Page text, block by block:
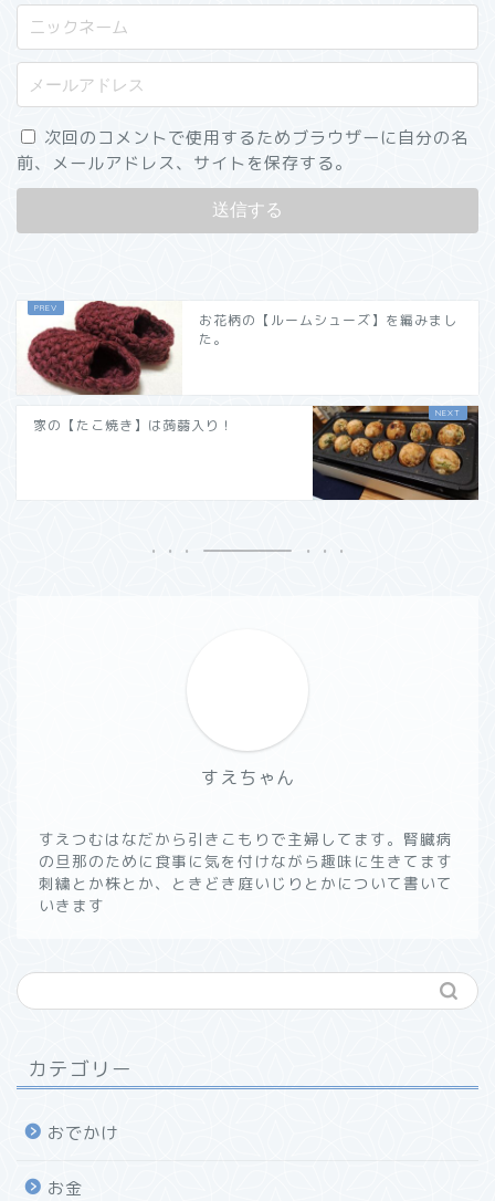
次回のコメントで使用するためブラウザーに自分の名
前、メールアドレス、サイトを保存する。
お花柄の【ルームシューズ】を編みまし
た。
家の【たこ焼き】は蒟蒻入り！
すえちゃん
すえつむはなだから引きこもりで主婦してます。腎臓病
の旦那のために食事に気を付けながら趣味に生きてます
刺繍とか株とか、ときどき庭いじりとかについて書いて
いきます
カテゴリー
おでかけ
お金